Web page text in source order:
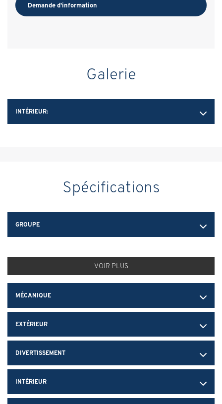
Galerie
INTÉRIEUR:
Spécifications
GROUPE
VOIR PLUS
MÉCANIQUE
EXTÉRIEUR
DIVERTISSEMENT
INTÉRIEUR
Demande d'information